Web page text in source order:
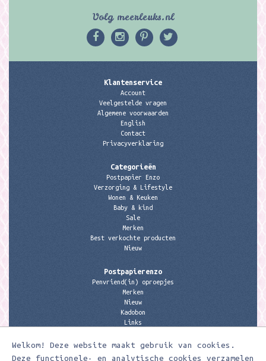
Welkom! Deze website maakt gebruik van cookies.
Deze functionele- en analytische cookies verzamelen
Volg meerleuks.nl
Klantenservice
Account
Veelgestelde vragen
Algemene voorwaarden
English
Contact
Privacyverklaring
Categorieën
Postpapier Enzo
Verzorging & Lifestyle
Wonen & Keuken
Baby & kind
Sale
Merken
Best verkochte producten
Nieuw
Postpapierenzo
Penvriend(in) oproepjes
Merken
Nieuw
Kadobon
Links
Contactgegevens
Meerleuks